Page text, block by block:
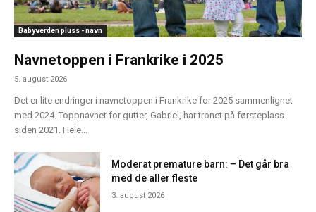
Babyverden pluss - navn
Navnetoppen i Frankrike i 2025
5. august 2026
Det er lite endringer i navnetoppen i Frankrike for 2025 sammenlignet
med 2024. Toppnavnet for gutter, Gabriel, har tronet på førsteplass
siden 2021. Hele...
Moderat premature barn: – Det går bra
med de aller fleste
3. august 2026